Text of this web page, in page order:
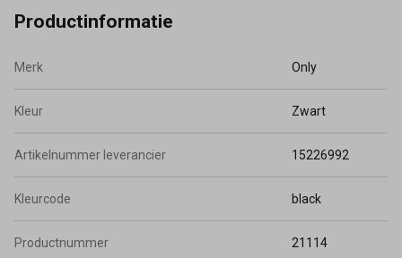
Productinformatie
Merk Only
Kleur Zwart
Artikelnummer leverancier 15226992
Kleurcode black
Productnummer 21114